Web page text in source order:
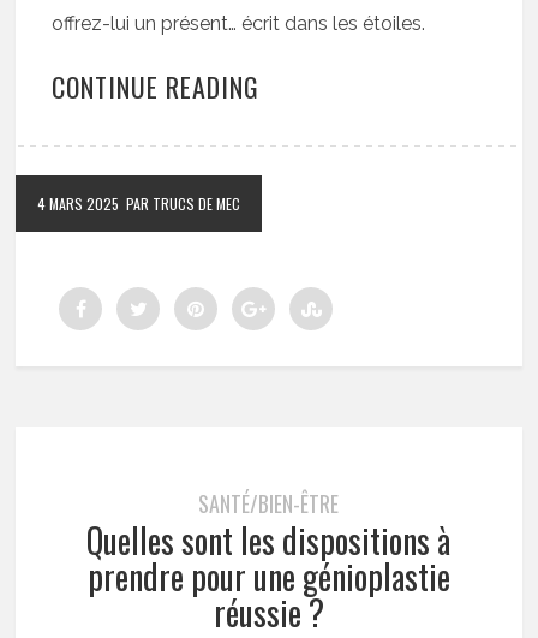
offrez-lui un présent… écrit dans les étoiles.
CONTINUE READING
4 MARS 2025 PAR TRUCS DE MEC
SANTÉ/BIEN-ÊTRE
Quelles sont les dispositions à
prendre pour une génioplastie
réussie ?